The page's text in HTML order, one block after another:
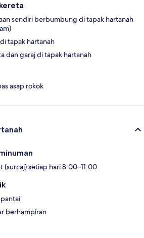
sendiri berbumbung di tapak hartanah
tapak hartanah
dan garaj di tapak hartanah
asap rokok
(surcaj) setiap hari 8:00–11:00
berhampiran